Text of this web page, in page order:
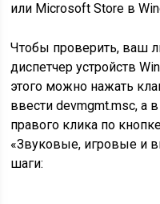
или Microsoft Store в
Чтобы проверить, ваш
диспетчер устройств
этого можно нажать
ввести devmgmt.msc, а
правого клика по
«Звуковые, игровые и
шаги: